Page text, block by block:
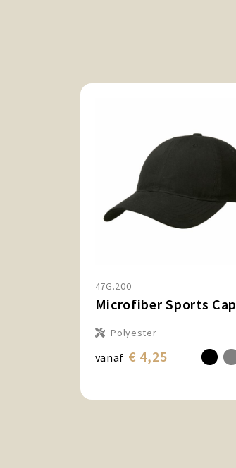
47G.200
Microfiber Sports Cap
Polyester
vanaf € 4,25